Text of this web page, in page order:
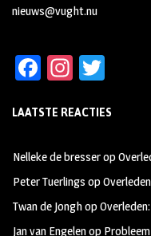
nieuws@vught.nu
Fa
b
oo
k
In
ag
m
tt
LAATSTE REACTIES
Nelleke de bresserop
Peter Tuerlings op
Twan de Jonghop
Jan van Engelenop